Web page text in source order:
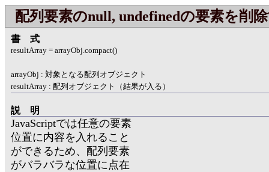
配列要素のnull, undefinedの要素を削
書式
resultArray = arrayObj.compact()
arrayObj : 対象となる配列オブジェクト
resultArray : 配列オブジェクト（結果が入る）
説明
JavaScriptでは任意の要素
位置に内容を入れること
ができるため、配列要素
がバラバラな位置に点在